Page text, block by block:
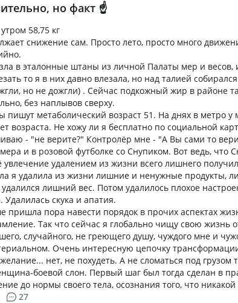
но факт ☝️
58,75 кг
снижение сам. Просто лето, просто много
в эталонные штаны из личной Палаты мер и весов,
то я в них давно влезала, но над талией
но не дожгли) . Сейчас подкожный жир в районе
без наплывов сверху.
пишут метаболический возраст 51. На днях в метро
возраста. Не хожу ли я бесплатно по социальной
- "не верите?" Контролёр мне - "А Вы сами то
и в розовой футболке со Снупиком. Вот ведь, что
удалением из жизни всего лишнего
я удалила из жизни лишние и ненужные продукты,
лишний вес. Потом удалилось плохое
Удалилась скука и апатия.
пришла пора навести порядок в прочих аспектах
Так что сейчас я глобально чищу свою жизнь
случайного, не греющего душу, чуждого мне и
Очень интересную цепочку
нет, не похудеть. А не сломаться под грузом
боевой слон. Первый шаг был тогда сделан в
до нормы своего тела, осознания того, что
27